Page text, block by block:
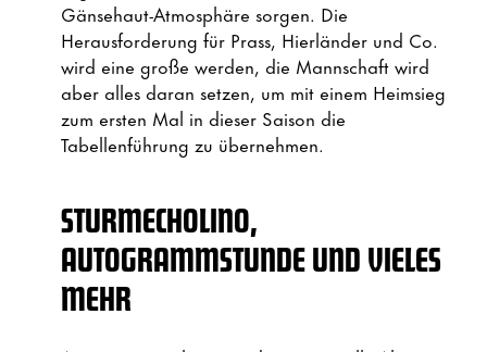
Gänsehaut-Atmosphäre sorgen. Die
Herausforderung für Prass, Hierländer und Co.
wird eine große werden, die Mannschaft wird
aber alles daran setzen, um mit einem Heimsieg
zum ersten Mal in dieser Saison die
Tabellenführung zu übernehmen.
STURMECHOLINO,
AUTOGRAMMSTUNDE UND VIELES
MEHR